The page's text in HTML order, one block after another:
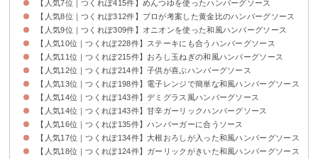
【人気7位｜つくれぽ415件】めんつゆを使ったハンバーグソース
【人気8位｜つくれぽ312件】プロが考案した黄金比のハンバーグソース
【人気9位｜つくれぽ309件】オニオンを使った和風ハンバーグソース
【人気10位｜つくれぽ228件】ステーキにも合うハンバーグソース
【人気11位｜つくれぽ215件】おろし玉ねぎの和風ハンバーグソース
【人気12位｜つくれぽ214件】子供が喜ぶハンバーグソース
【人気13位｜つくれぽ198件】電子レンジで簡単な和風ハンバーグソース
【人気14位｜つくれぽ143件】デミグラス風ハンバーグソース
【人気14位｜つくれぽ143件】甘辛ガーリックハンバーグソース
【人気16位｜つくれぽ135件】ハンバーガーに合うソース
【人気17位｜つくれぽ134件】大根おろしが入った和風ハンバーグソース
【人気18位｜つくれぽ124件】ガーリックがきいた和風ハンバーグソース